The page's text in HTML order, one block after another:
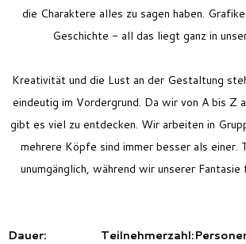
die Charaktere alles zu sagen haben.
Geschichte - all das liegt ganz in
Kreativität und die Lust an der Gestaltung
eindeutig im Vordergrund. Da wir von A bis Z
gibt es viel zu entdecken. Wir arbeiten in
mehrere Köpfe sind immer besser als einer.
unumgänglich, während wir unserer
Dauer: Teilnehmerzahl: